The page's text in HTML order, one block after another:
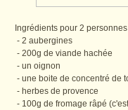
Ingrédients pour 2
- 2 aubergines
- 200g de viande hachée
- un oignon
- une boite de concentré de
- herbes de provence
- 100g de fromage râpé